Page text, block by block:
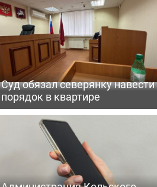
Суд обязал северянку навести
порядок в квартире